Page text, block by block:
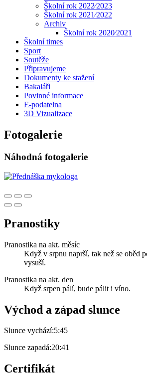
Školní rok 2022⁄2023
Školní rok 2021⁄2022
Archiv
Školní rok 2020⁄2021
Školní times
Sport
Soutěže
Připravujeme
Dokumenty ke stažení
Bakaláři
Povinné informace
E-podatelna
3D Vizualizace
Fotogalerie
Náhodná fotogalerie
Pranostiky
Pranostika na akt. měsíc
Když v srpnu naprší, tak než se oběd
vysuší.
Pranostika na akt. den
Když srpen pálí, bude pálit i víno.
Východ a západ slunce
Slunce vychází:5:45
Slunce zapadá:20:41
Certifikát